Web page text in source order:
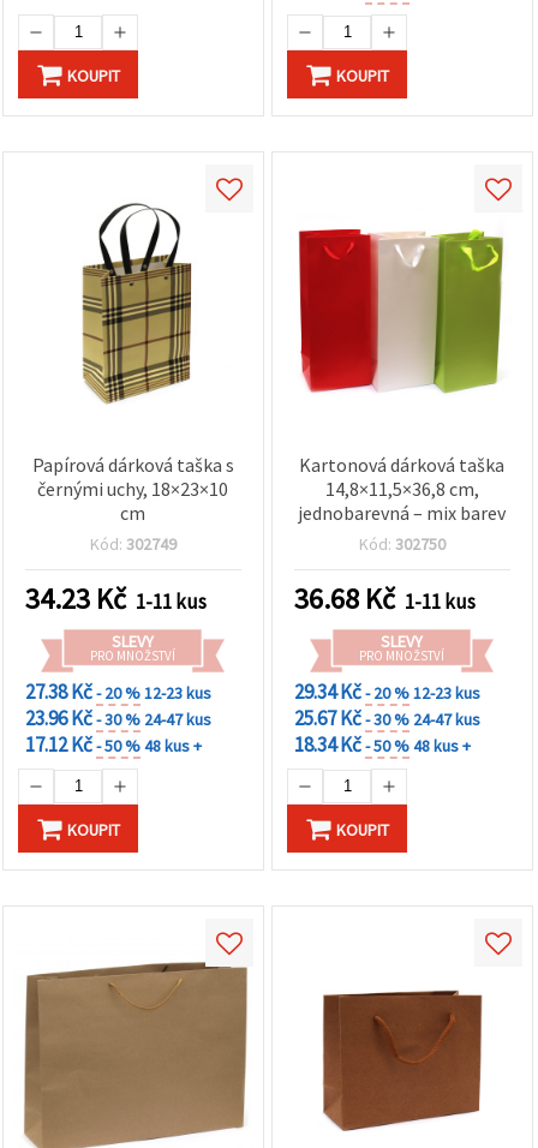
KOUPIT KOUPIT
Papírová dárková taška s
černými uchy, 18×23×10
cm
Kód: 302749
34.23 Kč 1-11 kus
SLEVY
PRO MNOŽSTVÍ
27.38 Kč- 20 %12-23 kus
23.96 Kč- 30 % 24-47 kus
17.12 Kč- 50 %48 kus +
KOUPIT
Kartonová dárková taška
14,8×11,5×36,8 cm,
jednobarevná – mix barev
Kód: 302750
36.68 Kč 1-11 kus
SLEVY
PRO MNOŽSTVÍ
29.34 Kč- 20 %12-23 kus
25.67 Kč- 30 % 24-47 kus
18.34 Kč- 50 %48 kus +
KOUPIT